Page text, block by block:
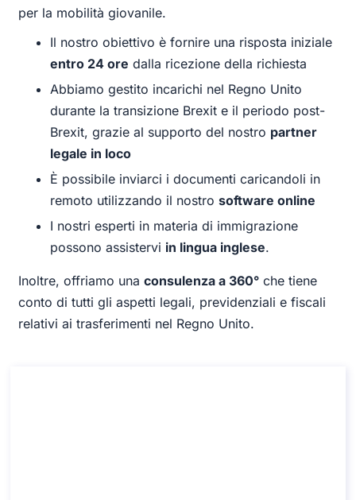
per la mobilità giovanile.
Il nostro obiettivo è fornire una risposta iniziale
entro 24 ore dalla ricezione della richiesta
Abbiamo gestito incarichi nel Regno Unito
durante la transizione Brexit e il periodo post-
Brexit, grazie al supporto del nostro partner
legale in loco
È possibile inviarci i documenti caricandoli in
remoto utilizzando il nostrosoftware online
I nostri esperti in materia di immigrazione
possono assistervi in lingua inglese.
Inoltre, offriamo unaconsulenza a 360° che tiene
conto di tutti gli aspetti legali, previdenziali e fiscali
relativi ai trasferimenti nel Regno Unito.